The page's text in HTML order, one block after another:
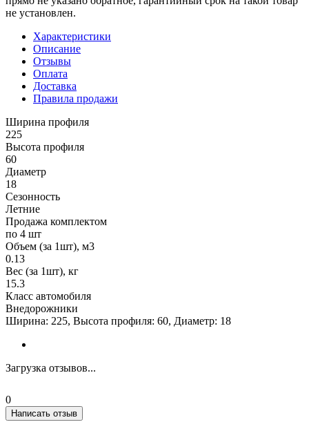
не установлен.
Характеристики
Описание
Отзывы
Оплата
Доставка
Правила продажи
Ширина профиля
225
Высота профиля
60
Диаметр
18
Сезонность
Летние
Продажа комплектом
по 4 шт
Объем (за 1шт), м3
0.13
Вес (за 1шт), кг
15.3
Класс автомобиля
Внедорожники
Ширина: 225, Высота профиля: 60, Диаметр: 18
Загрузка отзывов...
0
Написать отзыв